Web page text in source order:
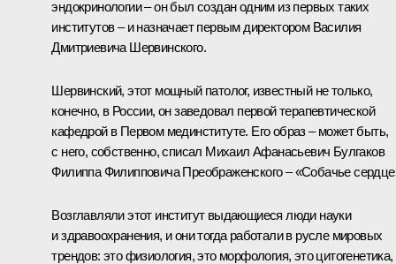
эндокринологии – он был создан одним из первых таких
институтов – и назначает первым директором Василия
Дмитриевича Шервинского.
Шервинский, этот мощный патолог, известный не только,
конечно, в России, он заведовал первой терапевтической
кафедрой в Первом мединституте. Его образ – может быть,
с него, собственно, списал Михаил Афанасьевич Булгаков
Филиппа Филипповича Преображенского – «Собачье
Возглавляли этот институт выдающиеся люди науки
и здравоохранения, и они тогда работали в русле мировых
трендов: это физиология, это морфология, это цитогенетика,